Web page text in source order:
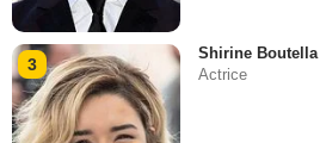
3
Shirine Boutella
Actrice